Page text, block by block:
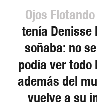
Ojos Flotando
tenía Denisse
soñaba: no
podía ver todo
además del
vuelve a su